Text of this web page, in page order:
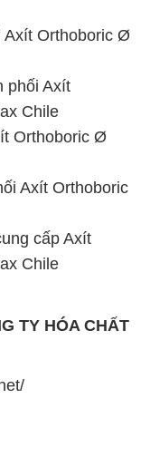
Orthoboric Ø
phối Axít
Chile
Orthoboric Ø
Axít Orthoboric
cấp Axít
Chile
TY HÓA CHẤT